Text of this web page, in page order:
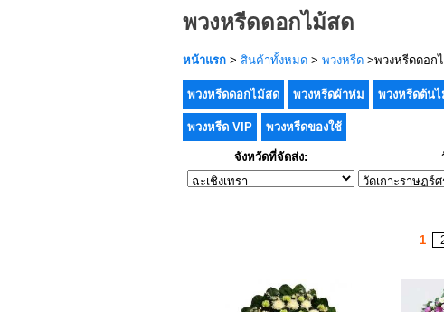
พวงหรีดดอกไม้สด
หน้าแรก > สินค้าทั้งหมด > พวงหรีด >พวงหรีดดอก
พวงหรีดดอกไม้สด พวงหรีดผ้าห่ม พวงหรีดต้น
พวงหรีด VIP พวงหรีดของใช้
จังหวัดที่จัดส่ง:
1